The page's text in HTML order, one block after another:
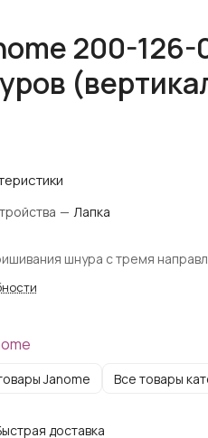
200-
— Лапка
шнура с тремя
Janome Все товары
доставка